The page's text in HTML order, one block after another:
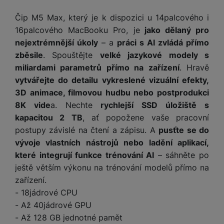
Tyto cookies nám umožňují měření výkonu našeho webu i
našich reklamních kampaní. Jejich pomocí určujeme počet
návštěv a zdroje návštěv našich internetových stránek. Data
získaná pomocí těchto cookies zpracováváme souhrnně a
anonymně, takže nejsme schopni identifikovat konkrétní
uživatele našeho webu.
Marketingové
Marketingové
abychom vás neobtěžovali nevhodnou
reklamou
Povoleno
Marketingové cookies používáme my nebo naši partneři,
abychom vám mohli zobrazit vhodné obsahy nebo reklamy jak
na našich stránkách, tak na stránkách třetích stran.
st
ví
k
v
y
s
č
ů
m
l
a
d
a
e
H
sl
u
c
á
t
k
e
v
i
z
D
á
k
o
v
o
v
a
d
a
P
o
w
b
a
n
k
B
e
P
a
m
Čip M5 Max, který je k dispozici u 14palcového i
16palcového MacBooku Pro, jejako dělaný pro
nejextrémnější úkoly – a práci s AI zvládá přímo
zběsile. Spouštějte velké jazykové modely s
miliardami parametrů přímo na zařízení. Hravě
vytvářejte do detailu vykreslené vizuální efekty,
3D animace, filmovou hudbu nebo postprodukci
8K videa. Nechte rychlejší SSD úložiště s
kapacitou 2 TB, ať popožene vaše pracovní
postupy závislé na čtení a zápisu. A pusťte se do
vývoje vlastních nástrojů nebo ladění aplikací,
které integrují funkce trénování AI – sáhněte po
ještě větším výkonu na trénování modelů přímo na
zařízení.
- 18jádrové CPU
- Až 40jádrové GPU
- Až 128 GB jednotné pamět